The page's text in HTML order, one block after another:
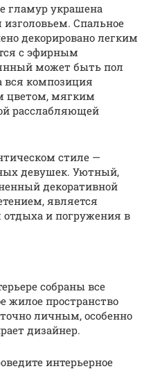
гламур украшена
Спальное
декорировано легким
с эфирным
может быть пол
композиция
цветом, мягким
расслабляющей
стиле —
девушек. Уютный,
декоративной
является
и погружения в
собраны все
жилое пространство
личным, особенно
дизайнер.
интерьерное